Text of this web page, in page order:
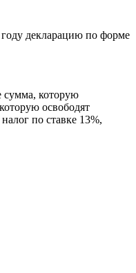
году декларацию по форме
сумма, которую
освободят
по ставке 13%,